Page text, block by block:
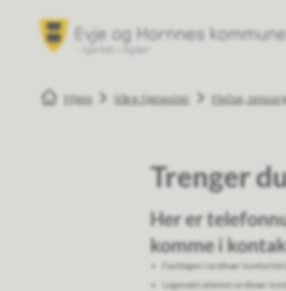
Evje og Hornnes kommune
Du er her:Hjem Våre tjenester Helse,
Trenger
Her er
komme i
Fastlegen i ordinær kontortid
Legevakt utenom ordinær